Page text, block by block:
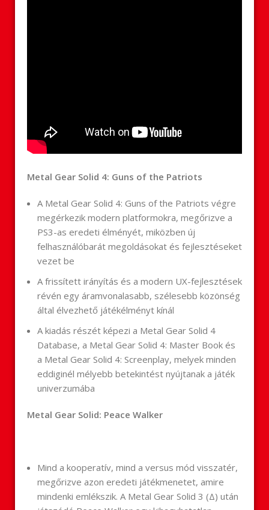
Metal Gear Solid 4: Guns of the Patriots
A Metal Gear Solid 4: Guns of the Patriots végre
megérkezik modern platformokra, megőrizve a
PS3-as eredeti élményét, miközben új
felhasználóbarát megoldásokat és fejlesztéseket
vezet be
A frissített irányítás és a modern UX-fejlesztések
révén egy áramvonalasabb, szélesebb közönség
által élvezhető játékélményt kínál
A kiadás részét képezi a Metal Gear Solid 4
Database, a Metal Gear Solid 4: Master Book és
a Metal Gear Solid 4: Screenplay, melyek minden
eddiginél mélyebb betekintést nyújtanak a játék
univerzumába
Metal Gear Solid: Peace Walker
Mind a kooperatív, mind a versus mód visszatér,
megőrizve azon eredeti játékmenetet, amire
mindenki emlékszik. A Metal Gear Solid 3 (Δ) után